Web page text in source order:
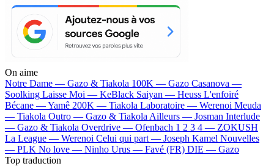
On aime
Notre Dame — Gazo & Tiakola 100K — Gazo Casanova —
Soolking Laisse Moi — KeBlack Saiyan — Heuss L'enfoiré
Bécane —Yamê 200K — Tiakola Laboratoire — Werenoi Meuda
— Tiakola Outro — Gazo & Tiakola Ailleurs — Josman Interlude
— Gazo & Tiakola Overdrive — Ofenbach 1 2 3 4 — ZOKUSH
La League — Werenoi Celui qui part — Joseph Kamel Nouvelles
— PLK No love — Ninho Urus — Favé (FR) DIE — Gazo
Top traduction